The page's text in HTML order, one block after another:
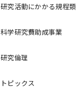
研究活動にかかる規程類
科学研究費助成事業
研究倫理
トピックス